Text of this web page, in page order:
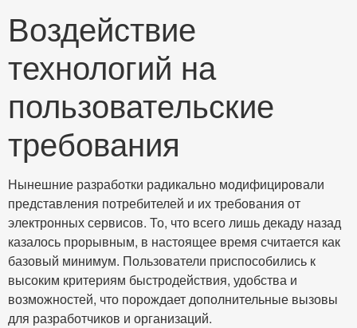
Воздействие
технологий на
пользовательские
требования
Нынешние разработки радикально модифицировали
представления потребителей и их требования от
электронных сервисов. То, что всего лишь декаду назад
казалось прорывным, в настоящее время считается как
базовый минимум. Пользователи приспособились к
высоким критериям быстродействия, удобства и
возможностей, что порождает дополнительные вызовы
для разработчиков и организаций.